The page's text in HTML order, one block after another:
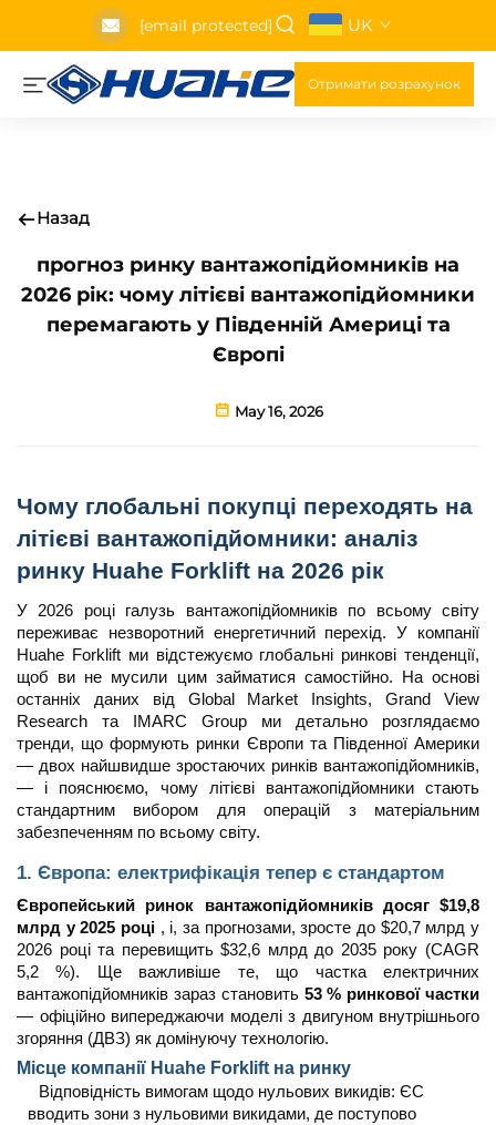
[email protected] UK
Отримати розрахунок
Назад
прогноз ринку вантажопідйомників на
2026 рік: чому літієві вантажопідйомники
перемагають у Південній Америці та
Європі
May 16, 2026
Чому глобальні покупці переходять на
літієві вантажопідйомники: аналіз
ринку Huahe Forklift на 2026 рік
У 2026 році галузь вантажопідйомників по всьому світу
переживає незворотний енергетичний перехід. У компанії
Huahe Forklift ми відстежуємо глобальні ринкові тенденції,
щоб ви не мусили цим займатися самостійно. На основі
останніх даних від Global Market Insights, Grand View
Research та IMARC Group ми детально розглядаємо
тренди, що формують ринки Європи та Південної Америки
— двох найшвидше зростаючих ринків вантажопідйомників,
— і пояснюємо, чому літієві вантажопідйомники стають
стандартним вибором для операцій з матеріальним
забезпеченням по всьому світу.
1. Європа: електрифікація тепер є стандартом
Європейський ринок вантажопідйомників досяг $19,8
млрд у 2025 році , і, за прогнозами, зросте до $20,7 млрд у
2026 році та перевищить $32,6 млрд до 2035 року (CAGR
5,2 %). Ще важливіше те, що частка електричних
вантажопідйомників зараз становить 53 % ринкової частки
— офіційно випереджаючи моделі з двигуном внутрішнього
згоряння (ДВЗ) як домінуючу технологію.
Місце компанії Huahe Forklift на ринку
Відповідність вимогам щодо нульових викидів: ЄС
вводить зони з нульовими викидами, де поступово